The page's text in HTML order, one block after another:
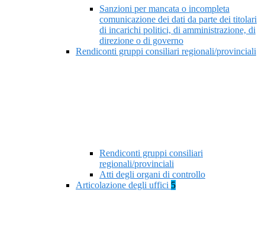
Sanzioni per mancata o incompleta
comunicazione dei dati da parte dei titolari
di incarichi politici, di amministrazione, di
direzione o di governo
Rendiconti gruppi consiliari regionali/provinciali
Rendiconti gruppi consiliari
regionali/provinciali
Atti degli organi di controllo
Articolazione degli uffici 5